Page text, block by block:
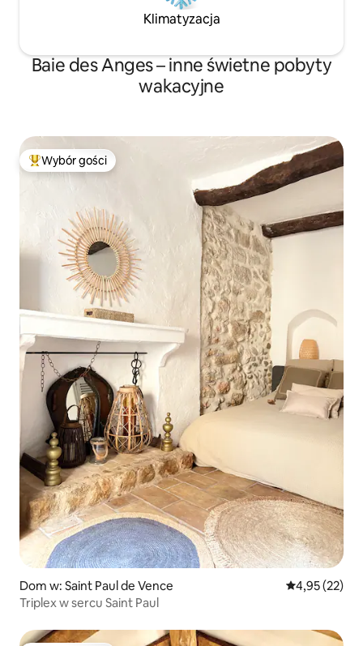
Klimatyzacja
Baie des Anges – inne świetne pobyty
wakacyjne
Najpopularniejsze z kategorii Wybór gości
Wybór gości
Dom w: Saint Paul de Vence Średnia
4,95 (22)
Triplex w sercu Saint Paul